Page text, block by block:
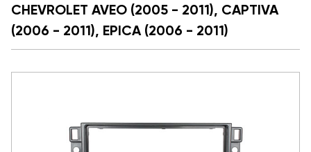
CHEVROLET AVEO (2005 - 2011), CAPTIVA
(2006 - 2011), EPICA (2006 - 2011)